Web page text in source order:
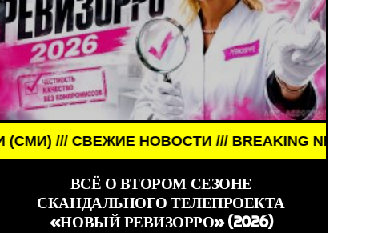
НОВОСТИ /// BREAKING NEWS /// НОВОСТИ
ВСЁ О ВТОРОМ СЕЗОНЕ
СКАНДАЛЬНОГО ТЕЛЕПРОЕКТА
«НОВЫЙ РЕВИЗОРРО» (2026)